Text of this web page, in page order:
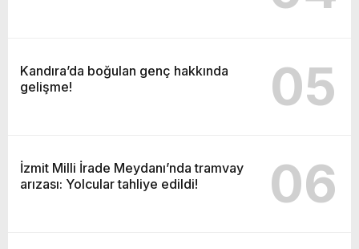
Kandıra’da boğulan genç hakkında
gelişme!
05
İzmit Milli İrade Meydanı’nda tramvay
arızası: Yolcular tahliye edildi!
06